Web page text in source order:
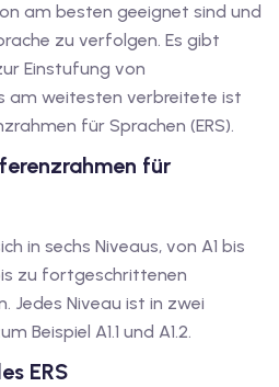
am besten geeignet sind und
zu verfolgen. Es gibt
Einstufung von
am weitesten verbreitete ist
für Sprachen (ERS).
für
in sechs Niveaus, von A1 bis
zu fortgeschrittenen
Jedes Niveau ist in zwei
Beispiel A1.1 und A1.2.
ERS